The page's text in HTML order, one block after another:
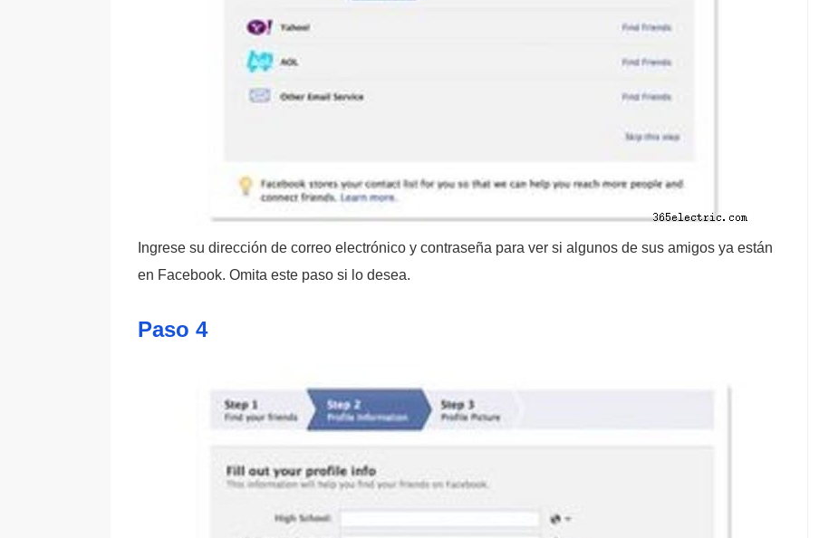
Ingrese su dirección de correo electrónico y contraseña para ver si algunos de sus amigos ya están
en Facebook. Omita este paso si lo desea.
Paso 4